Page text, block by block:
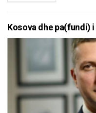
Kosova dhe pa(fundi)